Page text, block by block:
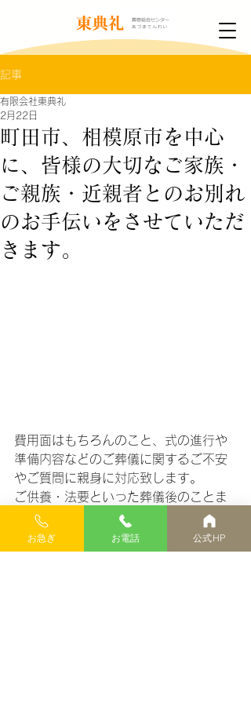
記事
町田市、相模原市を中心
に、皆様の大切なご家族・
ご親族・近親者とのお別れ
のお手伝いをさせていただ
きます。
有限会社東典礼
2月22日
費用面はもちろんのこと、式の進行や
準備内容などのご葬儀に関するご不安
やご質問に親身に対応致します。
ご供養・法要といった葬儀後のことま
でしっかりサポート出来る環境を整え
ております。
外出が難しい場合には、スタッフがご
お急ぎ お電話 公式HP